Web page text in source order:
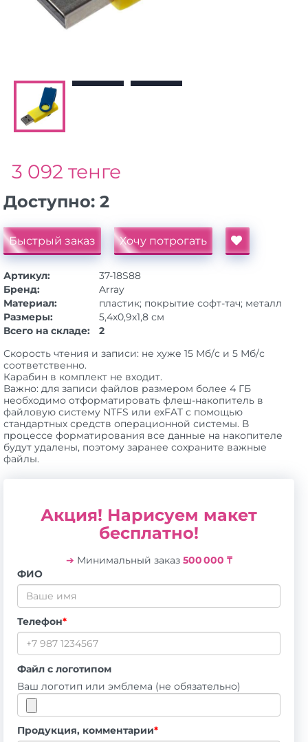
3 092 тенге
Доступно: 2
Быстрый заказ Хочу потрогать
Артикул:
37-18S88
Бренд:
Array
Материал:
пластик; покрытие софт-тач; металл
Размеры:
5,4х0,9х1,8 см
Всего на складе:
2
Скорость чтения и записи: не хуже 15 Мб/c и 5 Мб/с
соответственно.
Карабин в комплект не входит.
Важно: для записи файлов размером более 4 ГБ
необходимо отформатировать флеш-накопитель в
файловую систему NTFS или exFAT с помощью
стандартных средств операционной системы. В
процессе форматирования все данные на накопителе
будут удалены, поэтому заранее сохраните важные
файлы.
Акция! Нарисуем макет
бесплатно!
➔ Минимальный заказ 500 000 ₸
ФИО
Телефон*
Файл с логотипом
Ваш логотип или эмблема (не обязательно)
Продукция, комментарии*